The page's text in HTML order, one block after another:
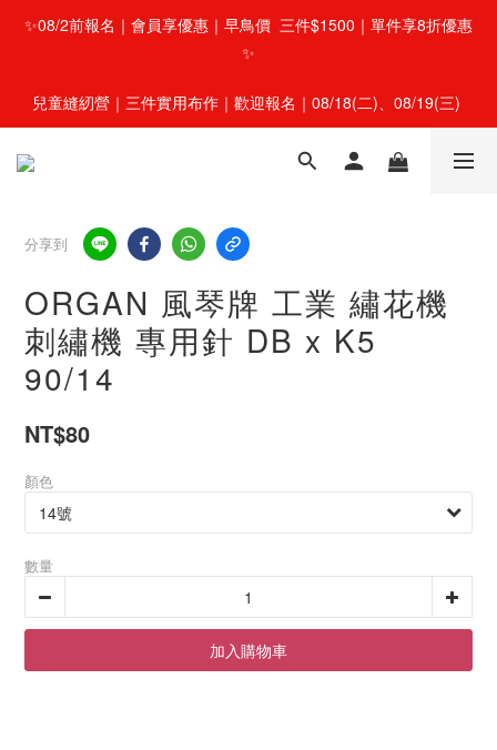
✨08/2前報名｜會員享優惠｜早鳥價  三件$1500｜單件享8折優惠
✨
兒童縫紉營｜三件實用布作｜歡迎報名｜08/18(二)、08/19(三)
分享到
ORGAN 風琴牌 工業 繡花機
刺繡機 專用針 DB x K5
90/14
NT$80
顏色
數量
加入購物車